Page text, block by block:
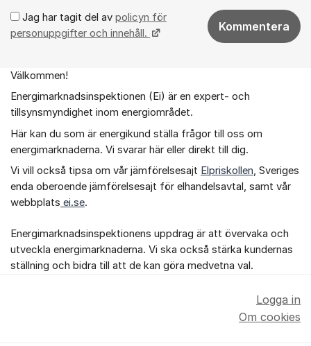
Jag har tagit del av policyn för
personuppgifter och innehåll.
Kommentera
Om forumet
Välkommen!
Energimarknadsinspektionen (Ei) är en expert- och
tillsynsmyndighet inom energiområdet.
Här kan du som är energikund ställa frågor till oss om
energimarknaderna. Vi svarar här eller direkt till dig.
Vi vill också tipsa om vår jämförelsesajt Elpriskollen, Sveriges
enda oberoende jämförelsesajt för elhandelsavtal, samt vår
webbplats ei.se.
Energimarknadsinspektionens uppdrag är att övervaka och
utveckla energimarknaderna. Vi ska också stärka kundernas
ställning och bidra till att de kan göra medvetna val.
Logga in
Om cookies